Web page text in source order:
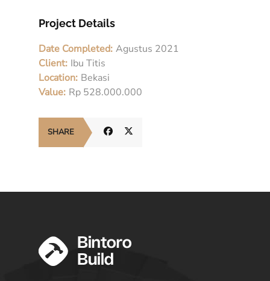
Project Details
Date Completed: Agustus 2021
Client: Ibu Titis
Location: Bekasi
Value: Rp 528.000.000
SHARE